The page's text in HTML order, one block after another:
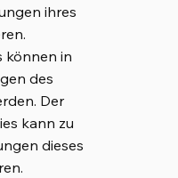
ihres
können in
des
Der
kann zu
dieses